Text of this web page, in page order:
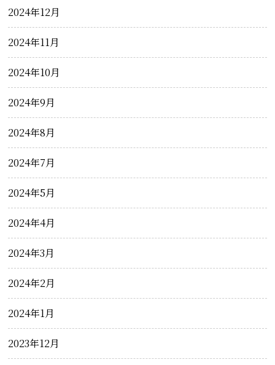
2024年12月
2024年11月
2024年10月
2024年9月
2024年8月
2024年7月
2024年5月
2024年4月
2024年3月
2024年2月
2024年1月
2023年12月